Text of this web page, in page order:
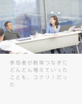
参加者が数珠つなぎに
どんどん増えていった
ことも、コクリ！だっ
た